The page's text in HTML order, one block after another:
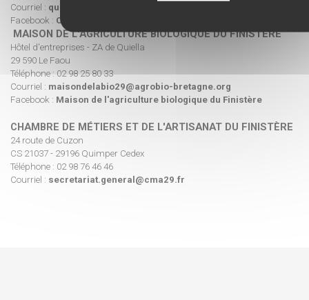
Courriel : quimper@bretagne.chambagri.fr
Facebook : Chambre d'agriculture de Bretagne
MAISON DE L'AGRICULTURE BIOLOGIQUE DU FINISTÈRE
Hôtel d'entreprises - ZA de Quiella
29 590 Le Faou
Téléphone : 02 98 25 80 33
Courriel : maisondelabio29@agrobio-bretagne.org
Facebook : Maison de l'agriculture biologique du Finistère
CHAMBRE DE MÉTIERS ET DE L'ARTISANAT DU FINISTÈRE
24 route de Cuzon
CS 21037 - 29196 Quimper Cedex
Téléphone : 02 98 76 46 46
Courriel : secretariat.general@cma29.fr